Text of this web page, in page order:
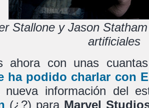
Stallone y Jason
artificiales
ahora con unas
ha podido charlar con
nueva información del
(¿?) para Marvel